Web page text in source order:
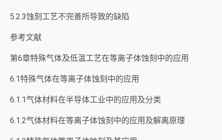
5.2.3蚀刻工艺不完善所导致的缺陷
参考文献
第6章特殊气体及低温工艺在等离子体蚀刻中的应用
6.1特殊气体在等离子体蚀刻中的应用
6.1.1气体材料在半导体工业中的应用及分类
6.1.2气体材料在等离子体蚀刻中的应用及解离原理